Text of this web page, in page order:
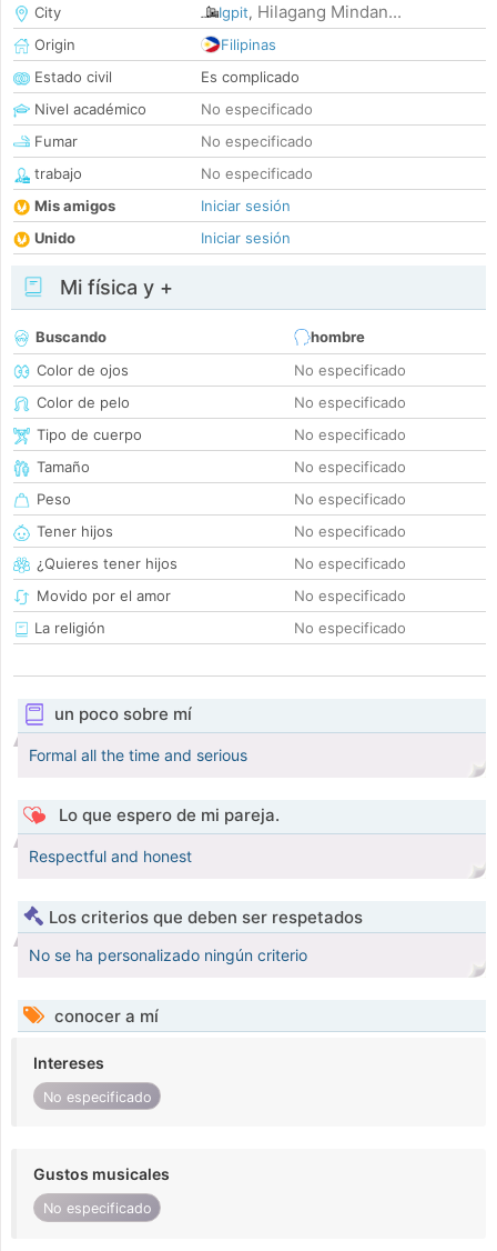
City
Igpit, Hilagang Mindan...
Origin
Filipinas
Estado civil
Es complicado
Nivel académico
No especificado
Fumar
No especificado
trabajo
No especificado
Mis amigos
Iniciar sesión
Unido
Iniciar sesión
Mi física y +
Buscando
hombre
Color de ojos
No especificado
Color de pelo
No especificado
Tipo de cuerpo
No especificado
Tamaño
No especificado
Peso
No especificado
Tener hijos
No especificado
¿Quieres tener hijos
No especificado
Movido por el amor
No especificado
La religión
No especificado
un poco sobre mí
Formal all the time and serious
Lo que espero de mi pareja.
Respectful and honest
Los criterios que deben ser respetados
No se ha personalizado ningún criterio
conocer a mí
Intereses
No especificado
Gustos musicales
No especificado